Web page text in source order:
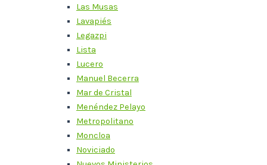
Las Musas
Lavapiés
Legazpi
Lista
Lucero
Manuel Becerra
Mar de Cristal
Menéndez Pelayo
Metropolitano
Moncloa
Noviciado